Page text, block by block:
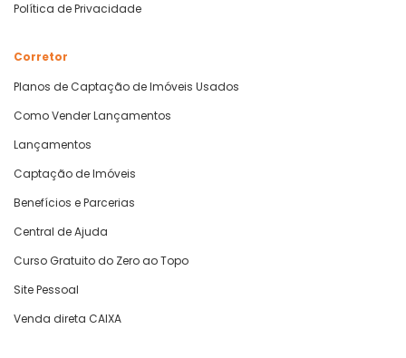
Política de Privacidade
Corretor
Planos de Captação de Imóveis Usados
Como Vender Lançamentos
Lançamentos
Captação de Imóveis
Benefícios e Parcerias
Central de Ajuda
Curso Gratuito do Zero ao Topo
Site Pessoal
Venda direta CAIXA